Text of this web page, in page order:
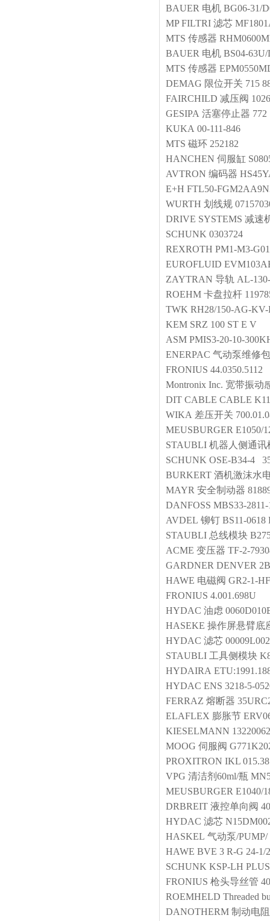
BAUER 电机 BG06-31/
MP FILTRI 滤芯
MTS 传感器
BAUER 电机 BS04-
MTS 传感器
DEMAG 限位开关 715
FAIRCHILD 减压阀
GESIPA 活塞停止器 772
KUKA 00-111-846
MTS 磁环 252182
HANCHEN 伺服缸
AVTRON 编码器
E+H FTL50-
WURTH 划线规
DRIVE SYSTEMS 减速
SCHUNK 0303724
REXROTH PM1-M3-
EUROFLUID
ZAYTRAN 导轨 AL-
ROEHM 卡盘拉杆
TWK RH28/150-AG-
KEM SRZ 100 ST E V
ASM PMIS3-20-10-
ENERPAC 气动泵维修包
FRONIUS 44.0350.5112
Montronix Inc. 宽带振动
DIT CABLE CABLE
WIKA 差压开关
MEUSBURGER E1050/
STAUBLI 机器人侧通讯
SCHUNK OSE-B34-4
BURKERT 酒机激沫水
MAYR 安全制动器
DANFOSS MBS33-
AVDEL 铆钉 BS11-0618
STAUBLI 总线模块
ACME 变压器 TF-2-
GARDNER DENVER
HAWE 电磁阀 GR2-1-
FRONIUS 4.001.698U
HYDAC 油虑
HASEKE 操作屏悬臂底
HYDAC 滤芯
STAUBLI 工具侧模块
HYDAIRA
HYDAC ENS 3218-5-
FERRAZ 熔断器
ELAFLEX 膨胀节
KIESELMANN 13220062
MOOG 伺服阀
PROXITRON IKL
VPG 清洁剂60ml/瓶
MEUSBURGER E1040/
DRBREIT 液控单向阀
HYDAC 滤芯
HASKEL 气动泵/PUMP/
HAWE BVE 3 R-G 24-1/2
SCHUNK KSP-LH
FRONIUS 枪头导丝管
ROEMHELD Threaded
DANOTHERM 制动电阻